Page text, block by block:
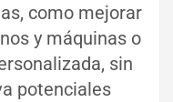
como mejorar
y máquinas o
sin
potenciales